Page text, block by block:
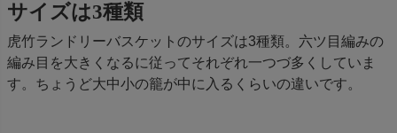
サイズは3種類
虎竹ランドリーバスケットのサイズは3種類。六ツ目編みの
編み目を大きくなるに従ってそれぞれ一つづ多くしていま
す。ちょうど大中小の籠が中に入るくらいの違いです。